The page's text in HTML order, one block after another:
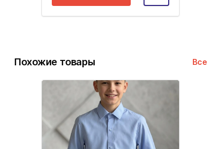
Похожие товары Все